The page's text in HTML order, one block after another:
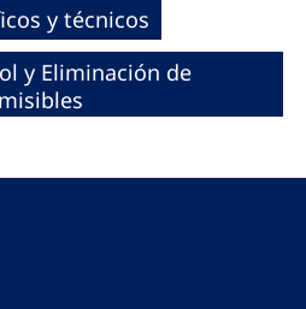
y técnicos
y Eliminación de